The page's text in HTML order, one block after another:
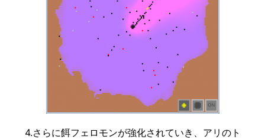
4.さらに餌フェロモンが強化されていき、アリのト